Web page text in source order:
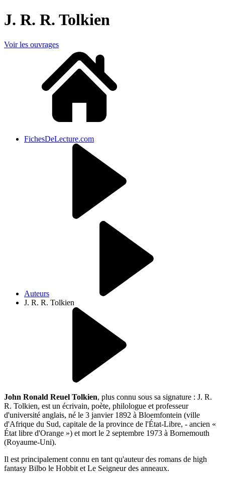
J. R. R. Tolkien
Voir les ouvrages
FichesDeLecture.com
Auteurs
J. R. R. Tolkien
John Ronald Reuel Tolkien, plus connu sous sa signature : J. R.
R. Tolkien, est un écrivain, poète, philologue et professeur
d'université anglais, né le 3 janvier 1892 à Bloemfontein (ville
d'Afrique du Sud, capitale de la province de l'État-Libre, - ancien «
État libre d'Orange ») et mort le 2 septembre 1973 à Bornemouth
(Royaume-Uni).
Il est principalement connu en tant qu'auteur des romans de high
fantasy Bilbo le Hobbit et Le Seigneur des anneaux.